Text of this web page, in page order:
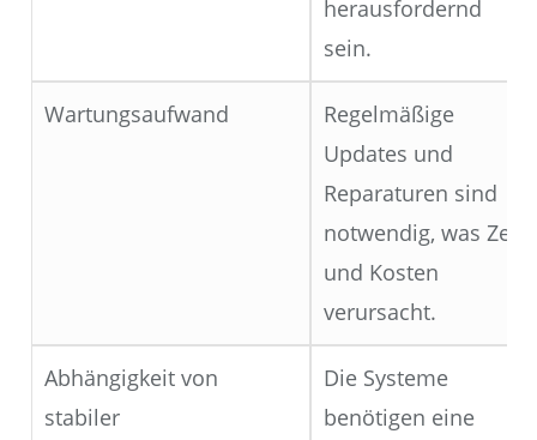
herausfordernd
sein.
Wartungsaufwand
Regelmäßige
Updates und
Reparaturen sind
notwendig, was Zeit
und Kosten
verursacht.
Abhängigkeit von
stabiler
Die Systeme
benötigen eine